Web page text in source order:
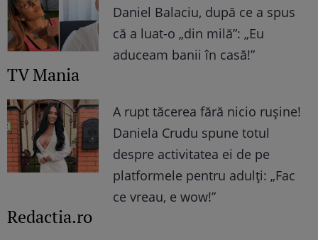
Daniel Balaciu, după ce a spus
că a luat-o „din milă”: „Eu
aduceam banii în casă!”
TV Mania
A rupt tăcerea fără nicio rușine!
Daniela Crudu spune totul
despre activitatea ei de pe
platformele pentru adulți: „Fac
ce vreau, e wow!”
Redactia.ro